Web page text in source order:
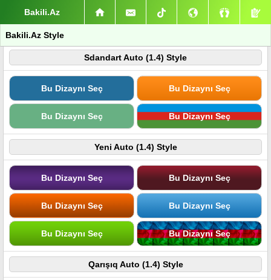
Bakili.Az
Bakili.Az Style
Sdandart Auto (1.4) Style
Bu Dizaynı Seç Bu Dizaynı Seç
Bu Dizaynı Seç Bu Dizaynı Seç
Yeni Auto (1.4) Style
Bu Dizaynı Seç Bu Dizaynı Seç
Bu Dizaynı Seç Bu Dizaynı Seç
Bu Dizaynı Seç Bu Dizaynı Seç
Qarışıq Auto (1.4) Style